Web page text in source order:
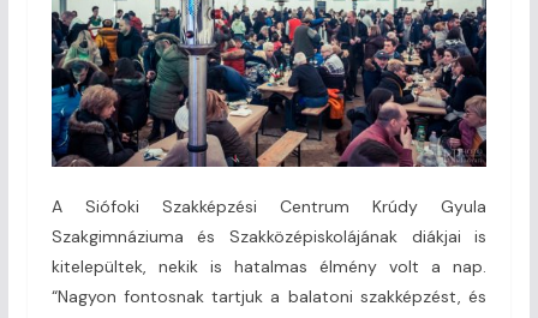
A Siófoki Szakképzési Centrum Krúdy Gyula
Szakgimnáziuma és Szakközépiskolájának diákjai is
kitelepültek, nekik is hatalmas élmény volt a nap.
“Nagyon fontosnak tartjuk a balatoni szakképzést, és